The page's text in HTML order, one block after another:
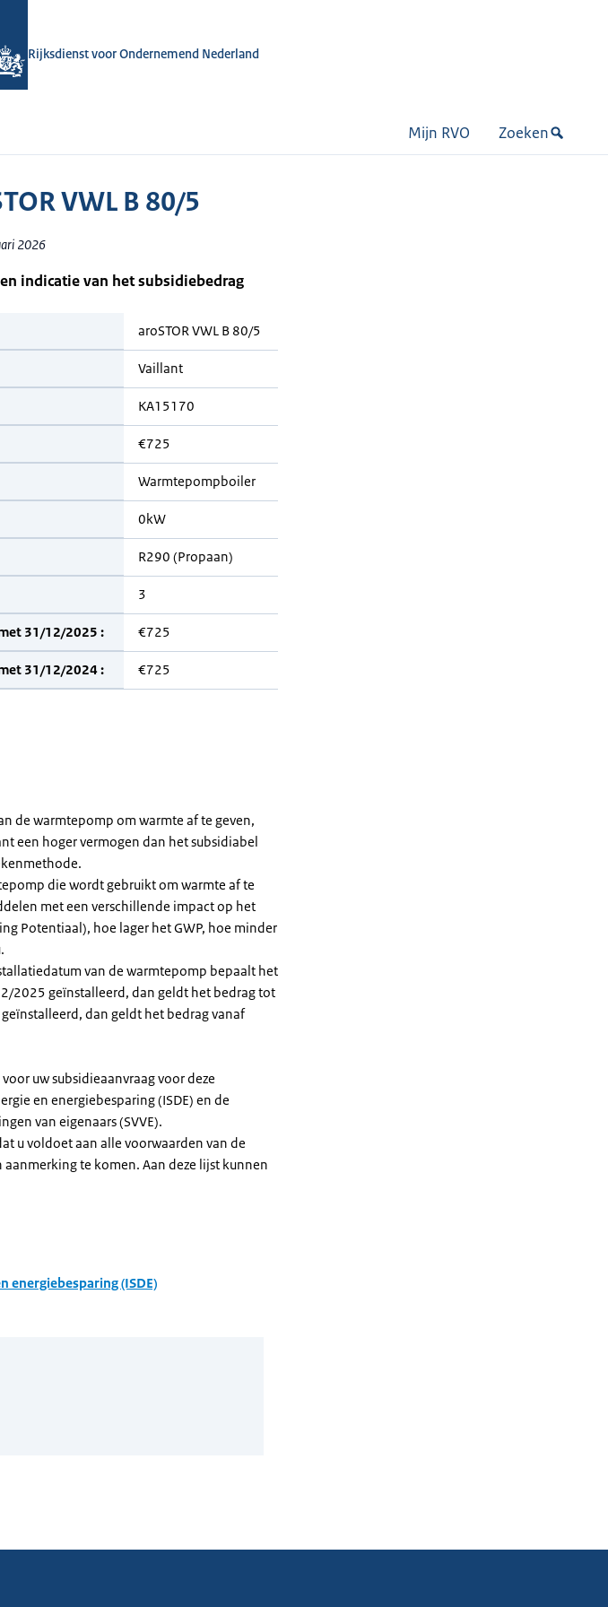
Rijksdienst voor Ondernemend Nederland
Mijn RVO Zoeken
VWL B 80/5
2026
indicatie van het subsidiebedrag
aroSTOR VWL B 80/5
Vaillant
KA15170
€725
Warmtepompboiler
0kW
R290 (Propaan)
3
31/12/2025 : €725
31/12/2024 : €725
de warmtepomp om warmte af te geven,
een hoger vermogen dan het subsidiabel
die wordt gebruikt om warmte af te
met een verschillende impact op het
Potentiaal), hoe lager het GWP, hoe minder
van de warmtepomp bepaalt het
2025 geïnstalleerd, dan geldt het bedrag tot
dan geldt het bedrag vanaf
uw subsidieaanvraag voor deze
en energiebesparing (ISDE) en de
van eigenaars (SVVE).
u voldoet aan alle voorwaarden van de
te komen. Aan deze lijst kunnen
energiebesparing (ISDE)